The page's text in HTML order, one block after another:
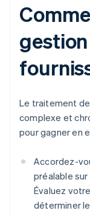
Le traitement
complexe et
pour gagner en
Accordez-
préalable
Évaluez
déterminer